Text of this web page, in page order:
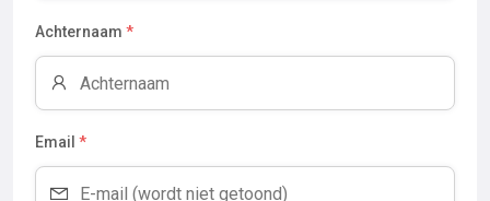
Achternaam *
Email *